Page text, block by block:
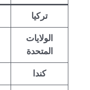
تركيا
الولايات
المتحدة
كندا